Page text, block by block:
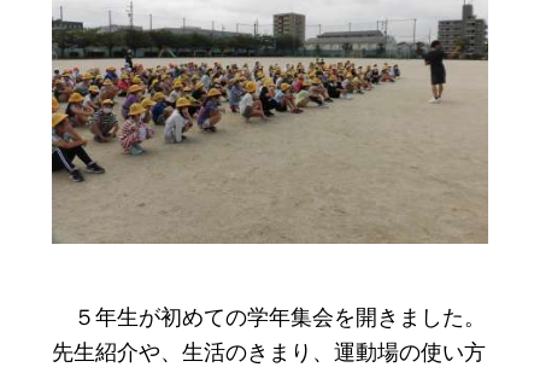
５年生が初めての学年集会を開きました。
先生紹介や、生活のきまり、運動場の使い方